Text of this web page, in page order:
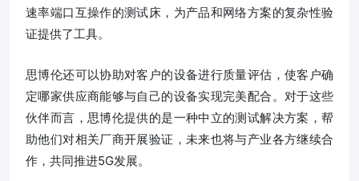
速率端口互操作的测试床，为产品和网络方案的复杂性验
证提供了工具。
思博伦还可以协助对客户的设备进行质量评估，使客户确
定哪家供应商能够与自己的设备实现完美配合。对于这些
伙伴而言，思博伦提供的是一种中立的测试解决方案，帮
助他们对相关厂商开展验证，未来也将与产业各方继续合
作，共同推进5G发展。